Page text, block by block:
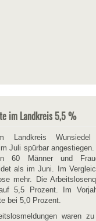
im Landkreis 5,5 %
Juli spürbar
60 Männer und
als im Juni. Im
mehr. Die
5,5 Prozent. Im
bei 5,0 Prozent.
waren